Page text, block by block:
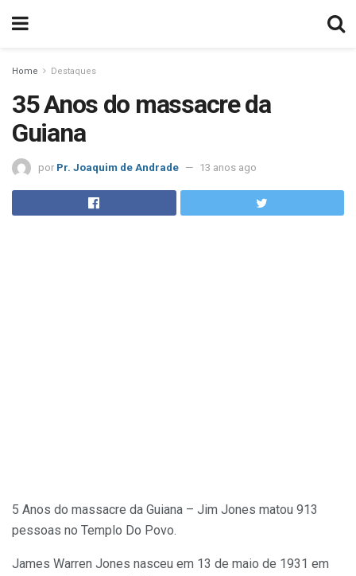
Home Destaques
35 Anos do massacre da
Guiana
por Pr. Joaquim de Andrade 13 anos ago
5 Anos do massacre da Guiana – Jim Jones matou 913
pessoas no Templo Do Povo.
James Warren Jones nasceu em 13 de maio de 1931 em